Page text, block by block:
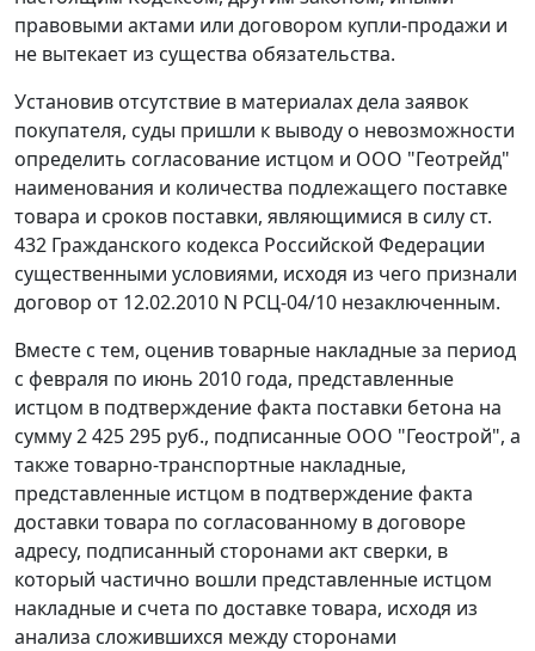
правовыми актами или договором купли-продажи и
не вытекает из существа обязательства.
Установив отсутствие в материалах дела заявок
покупателя, суды пришли к выводу о невозможности
определить согласование истцом и ООО "Геотрейд"
наименования и количества подлежащего поставке
товара и сроков поставки, являющимися в силу ст.
432 Гражданского кодекса Российской Федерации
существенными условиями, исходя из чего признали
договор от 12.02.2010 N РСЦ-04/10 незаключенным.
Вместе с тем, оценив товарные накладные за период
с февраля по июнь 2010 года, представленные
истцом в подтверждение факта поставки бетона на
сумму 2 425 295 руб., подписанные ООО "Геострой", а
также товарно-транспортные накладные,
представленные истцом в подтверждение факта
доставки товара по согласованному в договоре
адресу, подписанный сторонами акт сверки, в
который частично вошли представленные истцом
накладные и счета по доставке товара, исходя из
анализа сложившихся между сторонами